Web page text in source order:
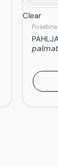
Clear